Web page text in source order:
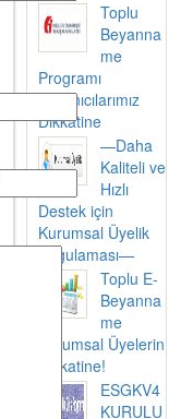
Toplu
Beyanna
me
Programı
Kullanıcılarımız
Dikkatine
—Daha
Kaliteli ve
Hızlı
Destek için
Kurumsal Üyelik
Uygulaması—
Toplu E-
Beyanna
me
Kurumsal Üyelerin
Dikkatine!
ESGKV4
KURULU